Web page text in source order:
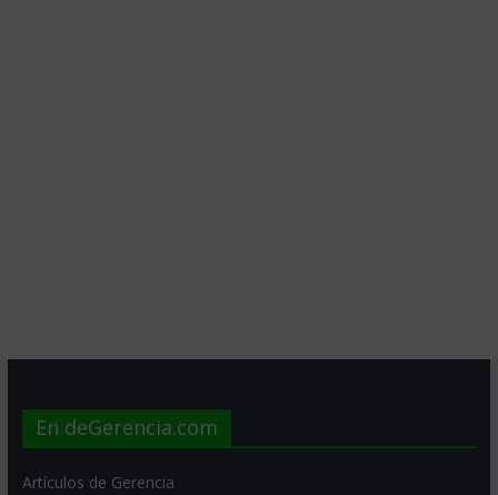
En deGerencia.com
Artículos de Gerencia